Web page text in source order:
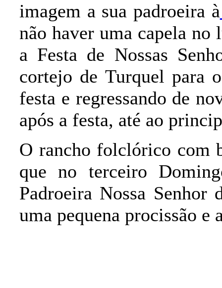
imagem a sua padroeira à
não haver uma capela no
a Festa de Nossas
cortejo de Turquel para
festa e regressando de
após a festa, até ao
O rancho folclórico com
que no terceiro
Padroeira Nossa
uma pequena procissão e